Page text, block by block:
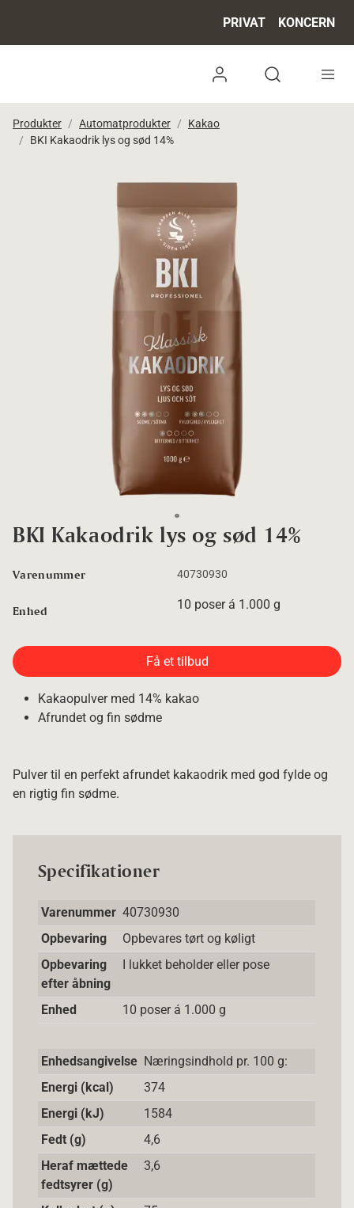
PRIVAT KONCERN
Log ind
Produkter Automatprodukter
Kakao
BKI Kakaodrik lys og sød 14%
BKI Kakaodrik lys og sød 14%
Varenummer 40730930
Enhed 10 poser á 1.000 g
Få et tilbud
Kakaopulver med 14% kakao
Afrundet og fin sødme
Pulver til en perfekt afrundet kakaodrik med god fylde og
en rigtig fin sødme.
Specifikationer
Varenummer 40730930
Opbevaring
Opbevares tørt og køligt
Opbevaring
efter åbning
I lukket beholder eller pose
Enhed 10 poser á 1.000 g
Enhedsangivelse Næringsindhold pr. 100 g:
Energi (kcal)
374
Energi (kJ)
1584
Fedt (g)
4,6
Heraf mættede
fedtsyrer (g)
3,6